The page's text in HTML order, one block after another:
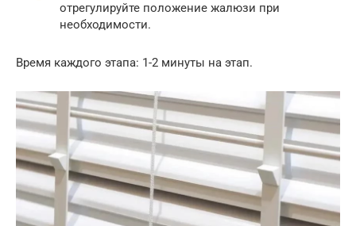
отрегулируйте положение жалюзи при
необходимости.
Время каждого этапа: 1-2 минуты на этап.